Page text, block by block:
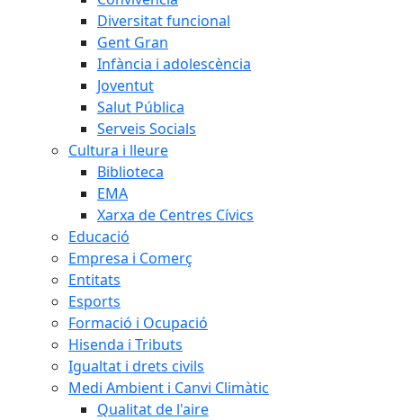
Diversitat funcional
Gent Gran
Infància i adolescència
Joventut
Salut Pública
Serveis Socials
Cultura i lleure
Biblioteca
EMA
Xarxa de Centres Cívics
Educació
Empresa i Comerç
Entitats
Esports
Formació i Ocupació
Hisenda i Tributs
Igualtat i drets civils
Medi Ambient i Canvi Climàtic
Qualitat de l'aire